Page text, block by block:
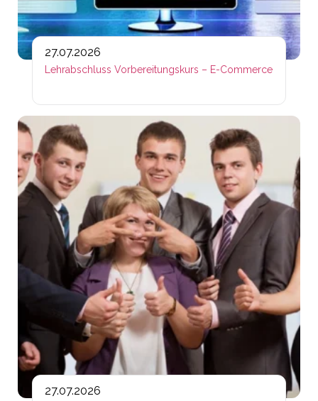
27.07.2026
Lehrabschluss Vorbereitungskurs – E-Commerce
27.07.2026